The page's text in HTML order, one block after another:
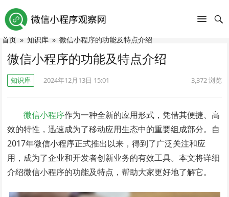
首页 » 知识库 » 微信小程序的功能及特点介绍
微信小程序的功能及特点介绍
知识库 2024年12月13日 15:01 3,372浏览
微信小程序作为一种全新的应用形式，凭借其便捷、高
效的特性，迅速成为了移动应用生态中的重要组成部分。自
2017年微信小程序正式推出以来，得到了广泛关注和应
用，成为了企业和开发者创新业务的有效工具。本文将详细
介绍微信小程序的功能及特点，帮助大家更好地了解它。